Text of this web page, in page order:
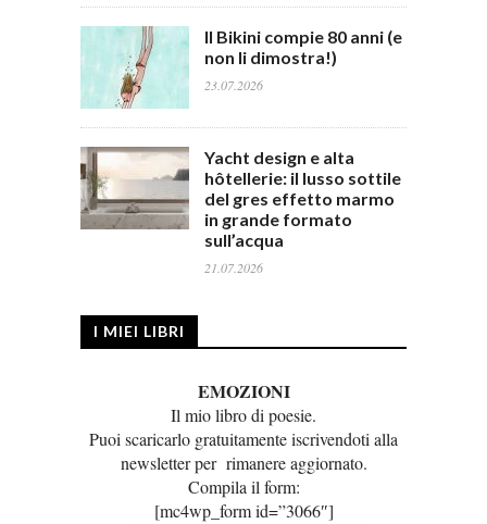
Il Bikini compie 80 anni (e
non li dimostra!)
23.07.2026
Yacht design e alta
hôtellerie: il lusso sottile
del gres effetto marmo
in grande formato
sull’acqua
21.07.2026
I MIEI LIBRI
EMOZIONI
Il mio libro di poesie.
Puoi scaricarlo gratuitamente iscrivendoti alla
newsletter per rimanere aggiornato.
Compila il form:
[mc4wp_form id=”3066″]